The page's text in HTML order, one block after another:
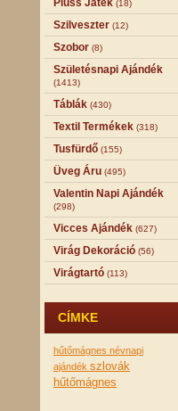
Plüss Játék (18)
Szilveszter (12)
Szobor (8)
Születésnapi Ajándék
(1413)
Táblák (430)
Textil Termékek (318)
Tusfürdő (155)
Üveg Áru (495)
Valentin Napi Ajándék
(298)
Vicces Ajándék (627)
Virág Dekoráció (56)
Virágtartó (113)
CÍMKE
hűtőmágnes névnapi
ajándék szlovák
hűtőmágnes